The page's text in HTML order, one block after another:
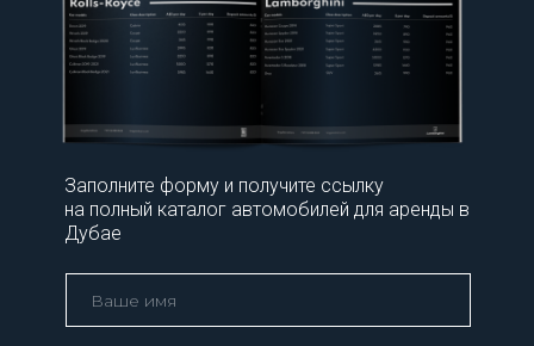
Заполните форму и получите ссылку
на полный каталог автомобилей для аренды в
Дубае